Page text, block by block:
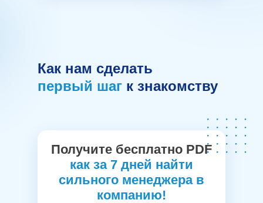
Как нам сделать
первый шаг к знакомству
Получите бесплатно PDF
как за 7 дней найти
сильного менеджера в
компанию!